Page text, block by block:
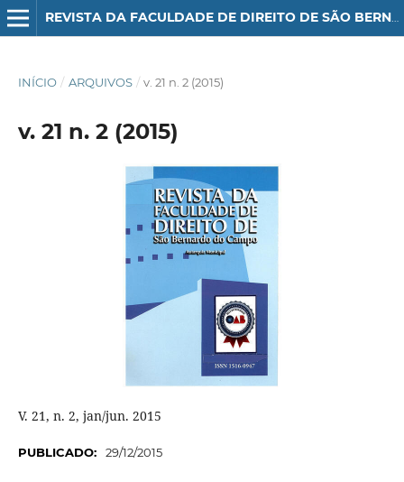
REVISTA DA FACULDADE DE DIREITO DE SÃO BERNARDO DO CAMPO
INÍCIO / ARQUIVOS / v. 21 n. 2 (2015)
v. 21 n. 2 (2015)
V. 21, n. 2, jan/jun. 2015
PUBLICADO: 29/12/2015